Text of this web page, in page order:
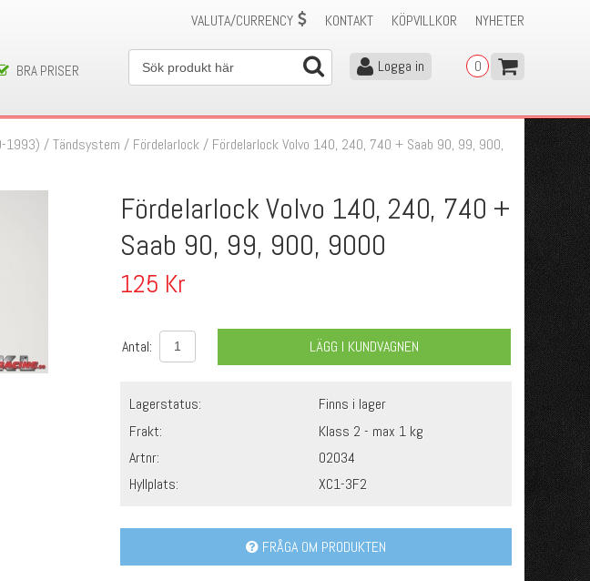
NYHETER
KÖPVILLKOR
KONTAKT
VALUTA/CURRENCY
BRA PRISER 0
Logga in
1993) /Tändsystem / Fördelarlock / Fördelarlock Volvo 140, 240, 740 + Saab 90, 99, 900,
Fördelarlock Volvo 140, 240, 740 +
Saab 90, 99, 900, 9000
125 Kr
Antal: LÄGG I KUNDVAGNEN
Lagerstatus:
Finns i lager
Frakt:
Klass 2 - max 1 kg
Artnr:
02034
Hyllplats:
XC1-3F2
FRÅGA OM PRODUKTEN